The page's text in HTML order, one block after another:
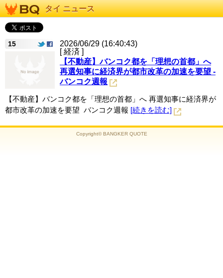
タイ ニュース
15
2026/06/29 (16:40:43)
[ 経済 ]
【不動産】バンコク都を「理想の首都」へ
再選知事に経済界が都市改革の加速を要望 -
バンコク週報
【不動産】バンコク都を「理想の首都」へ 再選知事に経済界が
都市改革の加速を要望 バンコク週報 [続きを読む]
Copyright© BANGKER QUOTE